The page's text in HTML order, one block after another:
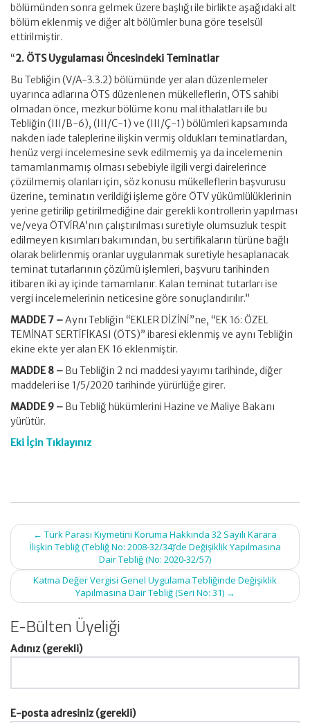
bölümünden sonra gelmek üzere başlığı ile birlikte aşağıdaki alt
bölüm eklenmiş ve diğer alt bölümler buna göre teselsül
ettirilmiştir.
“2. ÖTS Uygulaması Öncesindeki Teminatlar
Bu Tebliğin (V/A-3.3.2) bölümünde yer alan düzenlemeler
uyarınca adlarına ÖTS düzenlenen mükelleflerin, ÖTS sahibi
olmadan önce, mezkur bölüme konu mal ithalatları ile bu
Tebliğin (III/B-6), (III/C-1) ve (III/Ç-1) bölümleri kapsamında
nakden iade taleplerine ilişkin vermiş oldukları teminatlardan,
henüz vergi incelemesine sevk edilmemiş ya da incelemenin
tamamlanmamış olması sebebiyle ilgili vergi dairelerince
çözülmemiş olanları için, söz konusu mükelleflerin başvurusu
üzerine, teminatın verildiği işleme göre ÖTV yükümlülüklerinin
yerine getirilip getirilmediğine dair gerekli kontrollerin yapılması
ve/veya ÖTVİRA’nın çalıştırılması suretiyle olumsuzluk tespit
edilmeyen kısımları bakımından, bu sertifikaların türüne bağlı
olarak belirlenmiş oranlar uygulanmak suretiyle hesaplanacak
teminat tutarlarının çözümü işlemleri, başvuru tarihinden
itibaren iki ay içinde tamamlanır. Kalan teminat tutarları ise
vergi incelemelerinin neticesine göre sonuçlandırılır.”
MADDE 7 –Aynı Tebliğin “EKLER DİZİNİ”ne, “EK 16: ÖZEL
TEMİNAT SERTİFİKASI (ÖTS)” ibaresi eklenmiş ve aynı Tebliğin
ekine ekte yer alan EK 16 eklenmiştir.
MADDE 8 – Bu Tebliğin 2 nci maddesi yayımı tarihinde, diğer
maddeleri ise 1/5/2020 tarihinde yürürlüğe girer.
MADDE 9 – Bu Tebliğ hükümlerini Hazine ve Maliye Bakanı
yürütür.
Eki İçin Tıklayınız
Post
navigation
← Türk Parası Kıymetini Koruma Hakkında 32 Sayılı Karara
İlişkin Tebliğ (Tebliğ No: 2008-32/34)’de Değişiklik Yapılmasına
Dair Tebliğ (No: 2020-32/57)
Katma Değer Vergisi Genel Uygulama Tebliğinde Değişiklik
Yapılmasına Dair Tebliğ (Seri No: 31) →
E-Bülten Üyeliği
Adınız (gerekli)
E-posta adresiniz (gerekli)